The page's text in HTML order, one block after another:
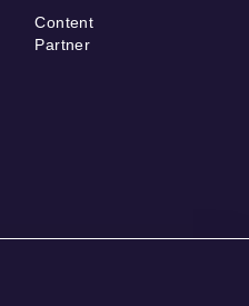
Content
Partner